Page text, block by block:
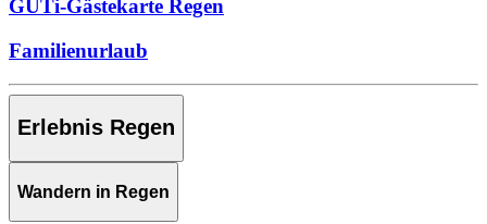
GUTi-Gästekarte Regen
Familienurlaub
Erlebnis Regen
Wandern in Regen